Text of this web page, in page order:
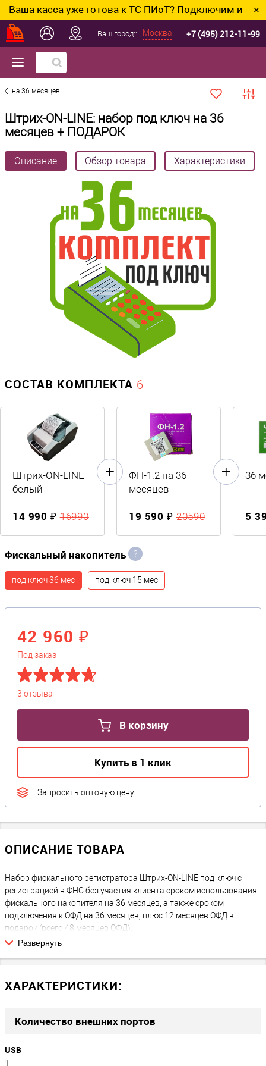
касса уже готова к ТС ПИоТ? Подключим и настроим
✕
Ваш город:: Москва +7 (495) 212-11-99
на 36 месяцев
Штрих-ON-LINE: набор под ключ на 36
месяцев + ПОДАРОК
Описание Обзор товара Характеристики
СОСТАВ КОМПЛЕКТА 6
Штрих-ON-LINE
белый
14 990 ₽16990
ФН-1.2 на 36
месяцев
19 590 ₽20590
36
5
Фискальный накопитель ?
под ключ 36 мес под ключ 15 мес
42 960 ₽
Под заказ
3 отзыва
В корзину
Купить в 1 клик
Запросить оптовую цену
ОПИСАНИЕ ТОВАРА
Набор фискального регистратора Штрих-ON-LINE под ключ с
регистрацией в ФНС без участия клиента сроком использования
фискального накопителя на 36 месяцев, а также сроком
подключения к ОФД на 36 месяцев, плюс 12 месяцев ОФД в
подарок (всего 48 месяцев ОФД).
дополнительных или скрытых платежей на следующие 36
чековая лента, возможные затраты на подключение к интернету
через СИМ-карту либо WiFi.
ЧТО ПОТРЕБУЕТСЯ В БУДУЩЕМ
Развернуть
ХАРАКТЕРИСТИКИ:
Количество внешних портов
USB
1